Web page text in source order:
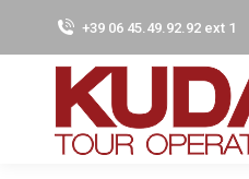
+39 06 45.49.92.92 ext 1